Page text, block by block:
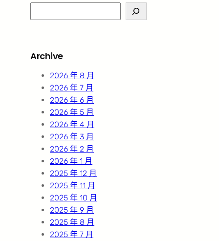
e
c
Archive
2026 年 8 月
2026 年 7 月
2026 年 6 月
2026 年 5 月
2026 年 4 月
2026 年 3 月
2026 年 2 月
2026 年 1 月
2025 年 12 月
2025 年 11 月
2025 年 10 月
2025 年 9 月
2025 年 8 月
2025 年 7 月